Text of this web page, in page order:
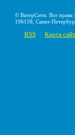
© ВатерСити. Все права
196158, Санкт-
RSS Карта